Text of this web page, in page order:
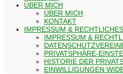
ÜBER MICH
ÜBER MICH
KONTAKT
IMPRESSUM & RECHTLICHES
IMPRESSUM &
PRIVATSPHÄRE-
HISTORIE DER
EINWILLIGUNGEN